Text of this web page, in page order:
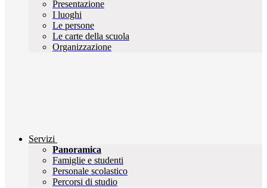
Presentazione
I luoghi
Le persone
Le carte della scuola
Organizzazione
Servizi
Panoramica
Famiglie e studenti
Personale scolastico
Percorsi di studio